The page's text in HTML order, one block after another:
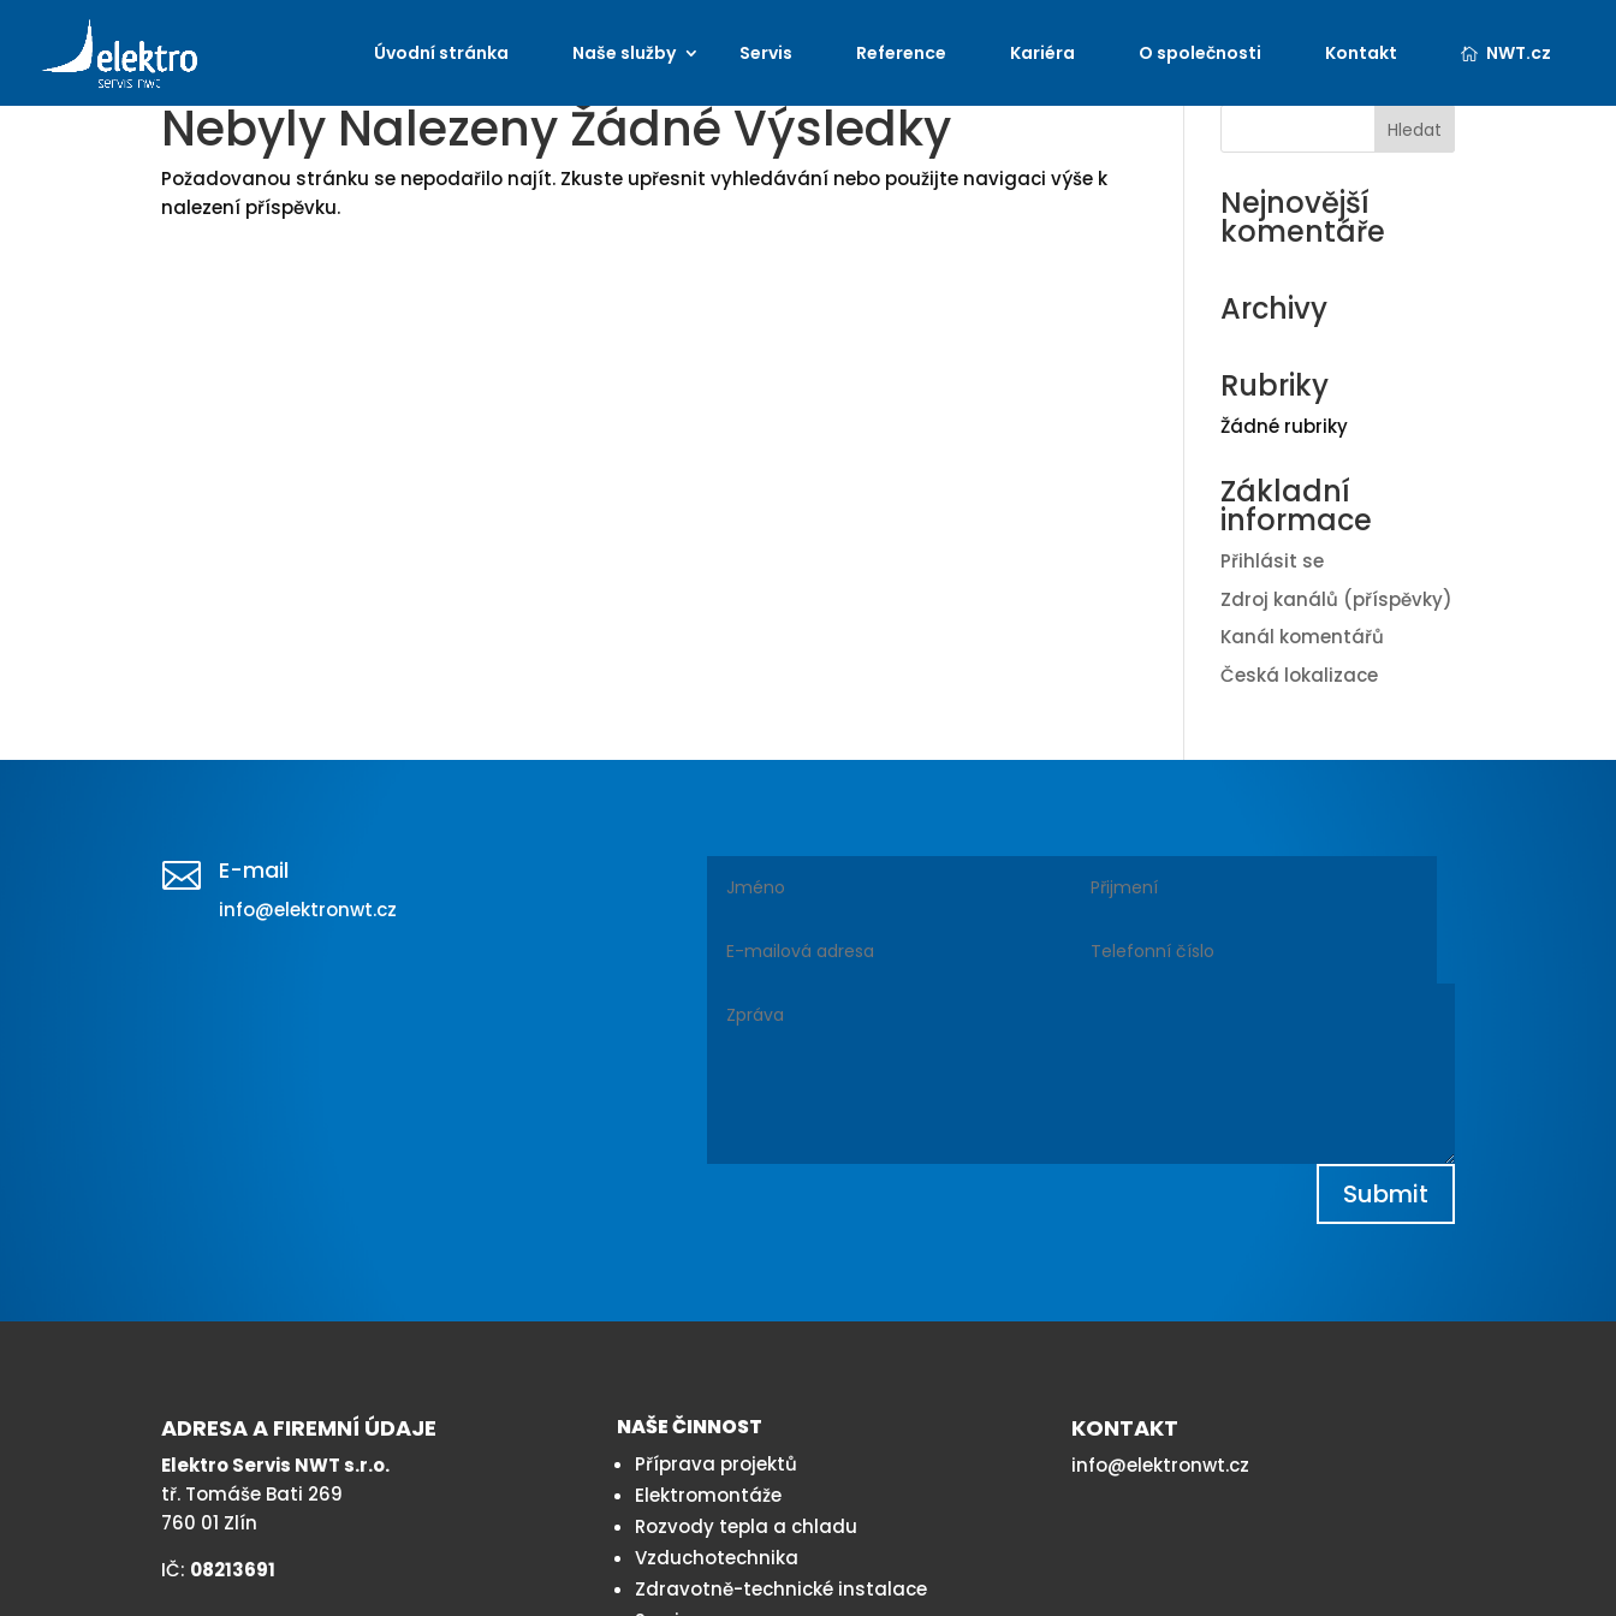
Úvodní stránka Naše služby Servis Reference Kariéra O společnosti Kontakt NWT.cz
Nebyly Nalezeny Žádné Výsledky
Požadovanou stránku se nepodařilo najít. Zkuste upřesnit vyhledávání nebo použijte navigaci výše k
nalezení příspěvku.
Nejnovější
komentáře
Archivy
Rubriky
Žádné rubriky
Základní
informace
Přihlásit se
Zdroj kanálů (příspěvky)
Kanál komentářů
Česká lokalizace
 E-mail
info@elektronwt.cz
Submit
ADRESA A FIREMNÍ ÚDAJE
Elektro Servis NWT s.r.o.
tř. Tomáše Bati 269
760 01 Zlín
IČ: 08213691
NAŠE ČINNOST
Příprava projektů
Elektromontáže
Rozvody tepla a chladu
Vzduchotechnika
Zdravotně-technické instalace
KONTAKT
info@elektronwt.cz